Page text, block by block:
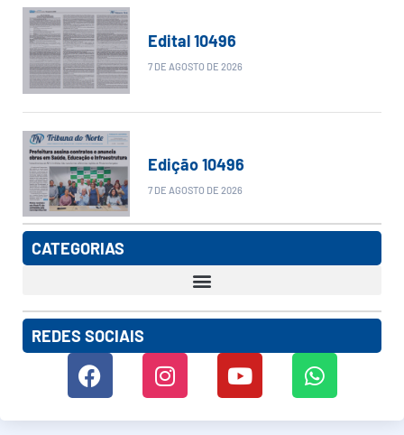
Edital 10496
7 DE AGOSTO DE 2026
Edição 10496
7 DE AGOSTO DE 2026
CATEGORIAS
REDES SOCIAIS